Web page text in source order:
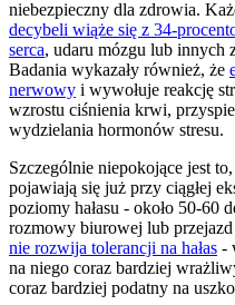
niebezpieczny dla zdrowia.
decybeli wiąże się z 34-
serca, udaru mózgu lub innych
Badania wykazały również, że
nerwowy i wywołuje reakcję
wzrostu ciśnienia krwi,
wydzielania hormonów stresu.
Szczególnie niepokojące jest
pojawiają się już przy ciągłej
poziomy hałasu - około 50-60
rozmowy biurowej lub
nie rozwija tolerancji na hałas -
na niego coraz bardziej
coraz bardziej podatny na